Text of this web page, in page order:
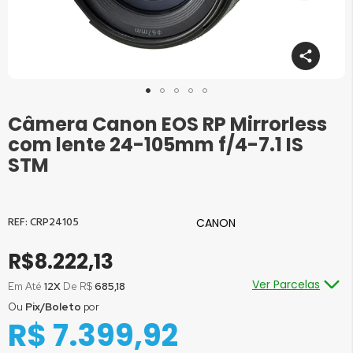
Câmera Canon EOS RP Mirrorless
com lente 24-105mm f/4-7.1 IS
STM
CRP24105 CANON
R$8.222,13
Em Até 12X De R$685,18 Ver Parcelas
Ou em até1xde R$
Ou em até2xde R$ 4.111,07sem juros
R$ 7.399,92
Ou Pix/Boleto por
Saltar
para
o
início
de